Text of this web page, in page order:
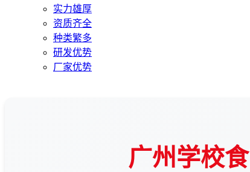
实力雄厚
资质齐全
种类繁多
研发优势
厂家优势
广州学校